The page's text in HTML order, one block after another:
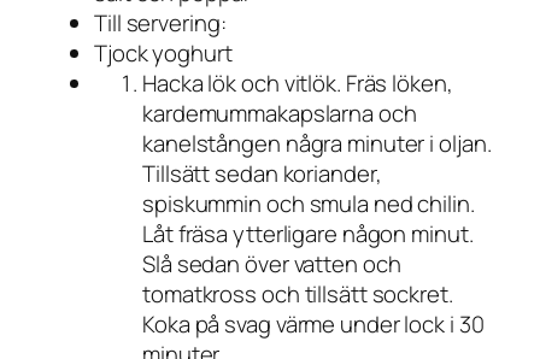
Till servering:
Tjock yoghurt
Hacka lök och vitlök. Fräs löken,
kardemummakapslarna och
kanelstången några minuter i oljan.
Tillsätt sedan koriander,
spiskummin och smula ned chilin.
Låt fräsa ytterligare någon minut.
Slå sedan över vatten och
tomatkross och tillsätt sockret.
Koka på svag värme under lock i 30